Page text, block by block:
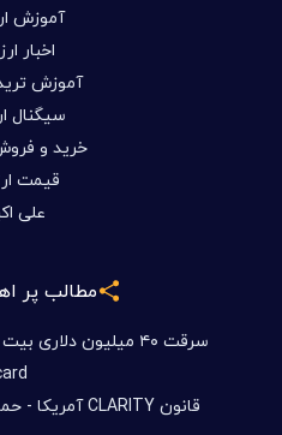
آموزش
اخبار
آموزش
سیگنال
خرید و
قیمت
علی
مطالب پر
سرقت ۴۰ میلیون